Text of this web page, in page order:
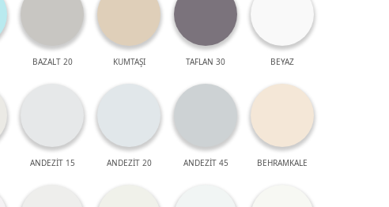
BAZALT 20 KUMTAŞI TAFLAN 30 BEYAZ
ANDEZİT 15 ANDEZİT 20 ANDEZİT 45 BEHRAMKALE